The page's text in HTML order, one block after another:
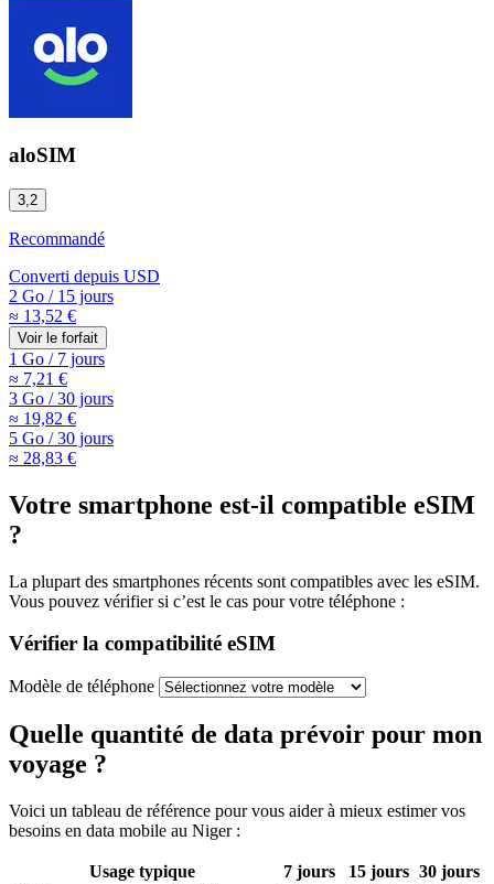
aloSIM
3,2
Recommandé
Converti depuis USD
2 Go /15 jours
≈ 13,52 €
Voir le forfait
1 Go /7 jours
≈ 7,21 €
3 Go /30 jours
≈ 19,82 €
5 Go /30 jours
≈ 28,83 €
Votre smartphone est-il compatible eSIM
?
La plupart des smartphones récents sont compatibles avec les eSIM.
Vous pouvez vérifier si c’est le cas pour votre téléphone :
Vérifier la compatibilité eSIM
Modèle de téléphone
Quelle quantité de data prévoir pour mon
voyage ?
Voici un tableau de référence pour vous aider à mieux estimer vos
besoins en data mobile au Niger:
Usage typique 7 jours 15 jours 30jours